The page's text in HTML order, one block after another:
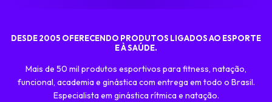
DESDE 2005 OFERECENDO PRODUTOS LIGADOS AO ESPORTE
E À SAÚDE.
Mais de 50 mil produtos esportivos para fitness, natação,
funcional, academia e ginástica com entrega em todo o Brasil.
Especialista em ginástica rítmica e natação.